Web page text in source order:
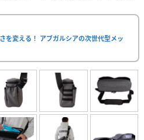
を変える！ アブガルシアの次世代型メッ